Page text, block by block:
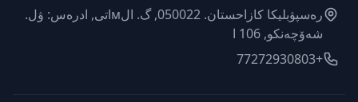
رەسپۋبليكا كازاحستان. 050022, گ. الмاتى, ادرەس: ۋل.
شەۆچەنكو, 106 ا
+77272930803